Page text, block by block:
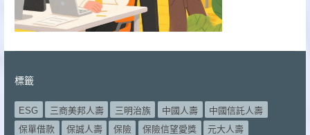
標籤
ESG 三商美邦人壽 三明治族 中國人壽
中國信託人壽
保單借款
保誠人壽 保險 保險信望愛獎
元大人壽